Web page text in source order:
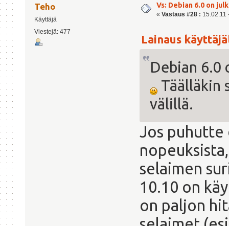
Teho
Käyttäjä
Viestejä: 477
Vs: Debian 6.0 on
« Vastaus #28 : 15.02.11
Lainaus
Debian 6.0
Täälläkin
välillä.
Jos puhutte
selaimen
10.10 on
on paljon